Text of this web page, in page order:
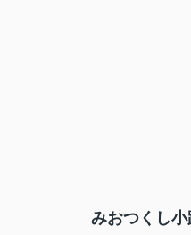
みおつくし